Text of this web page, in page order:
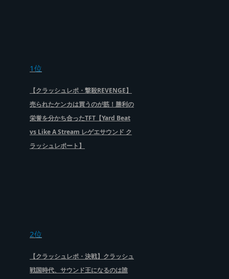
1位
【クラッシュレポ・撃殺REVENGE】
売られたケンカは買うのが筋！勝利の
栄誉を分かち合ったTFT【Yard Beat
vs Like A Stream レゲエサウンド ク
ラッシュレポート】
2位
【クラッシュレポ・決戦】クラッシュ
戦国時代、サウンド王になるのは誰